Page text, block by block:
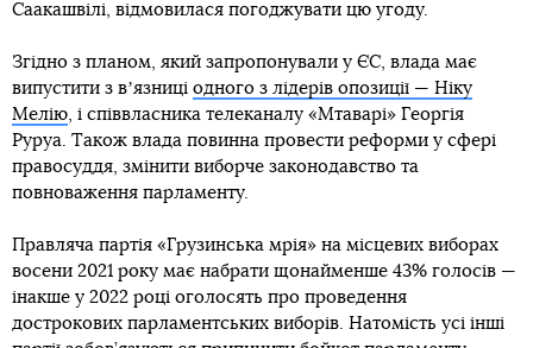
Саакашвілі, відмовилася погоджувати цю угоду.
Згідно з планом, який запропонували у ЄС, влада має
випустити з вʼязниці одного з лідерів опозиції — Ніку
Мелію, і співвласника телеканалу «Мтаварі» Георгія
Руруа. Також влада повинна провести реформи у сфері
правосуддя, змінити виборче законодавство та
повноваження парламенту.
Правляча партія «Грузинська мрія» на місцевих виборах
восени 2021 року має набрати щонайменше 43% голосів —
інакше у 2022 році оголосять про проведення
дострокових парламентських виборів. Натомість усі інші